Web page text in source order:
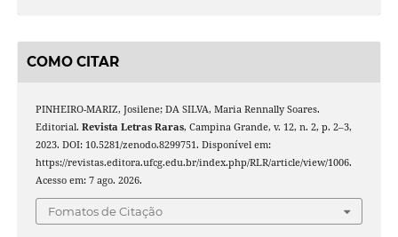
COMO CITAR
PINHEIRO-MARIZ, Josilene; DA SILVA, Maria Rennally Soares.
Editorial. Revista Letras Raras, Campina Grande, v. 12, n. 2, p. 2–3,
2023. DOI: 10.5281/zenodo.8299751. Disponível em:
https://revistas.editora.ufcg.edu.br/index.php/RLR/article/view/1006.
Acesso em: 7 ago. 2026.
Fomatos de Citação